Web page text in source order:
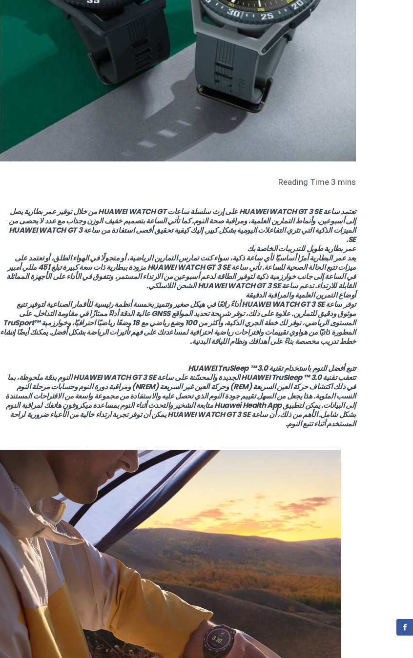
تعتمد ساعة HUAWEI WATCH GT 3 SE على إرث سلسلة ساعات HUAWEI WATCH GT من خلال توفير عمر بطارية يصل
إلى أسبوعين، وأنماط التمارين العلمية، ومراقبة صحة النوم. كما تأتي الساعة بتصميم خفيف الوزن وجذاب مع عدد لا يحصى من
الميزات الذكية التي تثري التفاعلات اليومية بشكل كبير. إليك كيفية تحقيق أقصى استفادة من ساعة HUAWEI WATCH GT 3
SE.
عمر بطارية طويل للتدريبات الخاصة بك
يعد عمر البطارية أمرًا أساسيًا لأي ساعة ذكية، سواء كنت تمارس التمارين الرياضية، أو متجولًا في الهواء الطلق، أو تعتمد على
ميزات تتبع الحالة الصحية للساعة. تأتي ساعة HUAWEI WATCH GT 3 SE مزودة ببطارية ذات سعة كبيرة تبلغ 451 مللي أمبير
في الساعة إلى جانب خوارزمية ذكية لتوفير الطاقة لدعم أسبوعين من الارتداء المستمر، وتتفوق في الأداء على الأجهزة المماثلة
القابلة للارتداء. تدعم ساعة HUAWEI WATCH GT 3 SE الشحن اللاسلكي.
أوضاع التمرين العلمية والمراقبة الدقيقة
توفر ساعة HUAWEI WATCH GT 3 SE أداءً رائعًا في هيكل صغير وتتميز بخمسة أنظمة رئيسية للأقمار الصناعية لتوفير تتبع
موثوق ودقيق للتمارين. علاوة على ذلك، توفر شريحة تحديد المواقع GNSS عالية الدقة أداءً ممتازًا في مقاومة التداخل. على
المستوى الرياضي، توفر لك خطة الجري الذكية، وأكثر من 100 وضع رياضي مع 18 وضعًا رياضيًا احترافيًا، وخوارزمية ™TruSport
المطورة ذاتيًا من هواوي تقييمات واقتراحات رياضية احترافية لمساعدتك على فهم تأثيرات الرياضة بشكل أفضل. يمكنك أيضًا إنشاء
خطط تدريب مخصصة بناءً على أهدافك ونظام اللياقة البدنية.
تتبع أفضل للنوم باستخدام تقنية HUAWEI TruSleep ™ 3.0
تتعقب تقنية HUAWEI TruSleep ™ 3.0 الجديدة والمحسّنة على ساعة HUAWEI WATCH GT 3 SE النوم بدقة ملحوظة، بما
في ذلك اكتشاف حركة العين السريعة (REM) وحركة العين غير السريعة (NREM) ومراقبة دورة النوم وحسابات مرحلة النوم
النسب المئوية. هذا يجعل من السهل تقييم جودة النوم الذي تحصل عليه والاستفادة من مجموعة واسعة من الاقتراحات المستندة
إلى البيانات. يمكن لتطبيق Huawei Health App متابعة الشخير والتحدث أثناء النوم بمساعدة ميكروفون هاتفك لمراقبة النوم
بشكل شامل. الأهم من ذلك، أن ساعة HUAWEI WATCH GT 3 SE يمكن أن توفر تجربة ارتداء خالية من الأعباء ضرورية لراحة
المستخدم أثناء تتبع النوم.